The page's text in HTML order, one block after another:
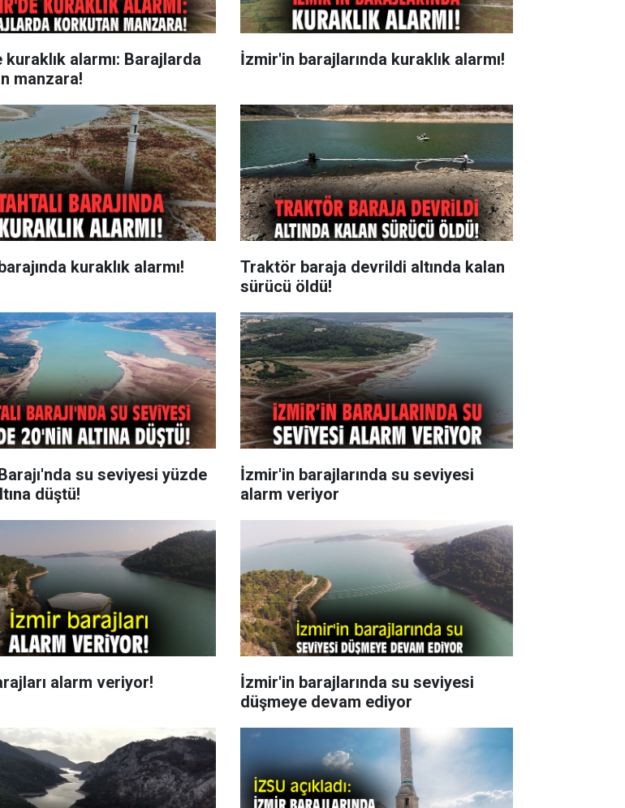
alarmı: Barajlarda
manzara!
İzmir'in barajlarında kuraklık alarmı!
kuraklık alarmı!
Traktör baraja devrildi altında kalan
sürücü öldü!
su seviyesi yüzde
düştü!
İzmir'in barajlarında su seviyesi
alarm veriyor
alarm veriyor!
İzmir'in barajlarında su seviyesi
düşmeye devam ediyor